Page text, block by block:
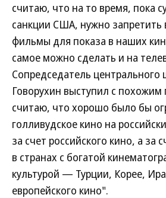
считаю, что на то время, пока
санкции США, нужно запретить
фильмы для показа в наших
самое можно сделать и на
Сопредседатель
Говорухин выступил с
считаю, что хорошо было бы
голливудское кино на
за счет российского кино, а за
в странах с богатой
культурой — Турции, Корее,
европейского кино".